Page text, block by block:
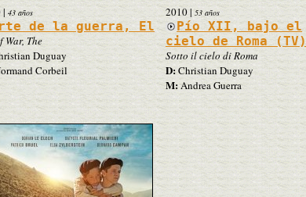
| 43 años
de la guerra, El
War, The
Duguay
Corbeil
2010| 53 años
Pío XII, bajo el
cielo de Roma (TV)
Sotto il cielo di Roma
D:Christian Duguay
M:Andrea Guerra